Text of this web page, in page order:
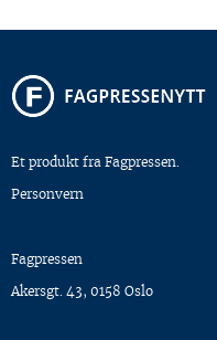
Et produkt fra Fagpressen.
Personvern
Fagpressen
Akersgt. 43, 0158 Oslo